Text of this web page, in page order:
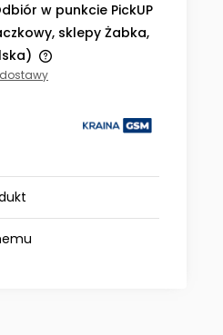
w punkcie PickUP
sklepy Żabka,